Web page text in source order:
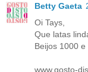
Betty Gaeta
Oi Tays,
Que latas
Beijos 1000
www.gosto-